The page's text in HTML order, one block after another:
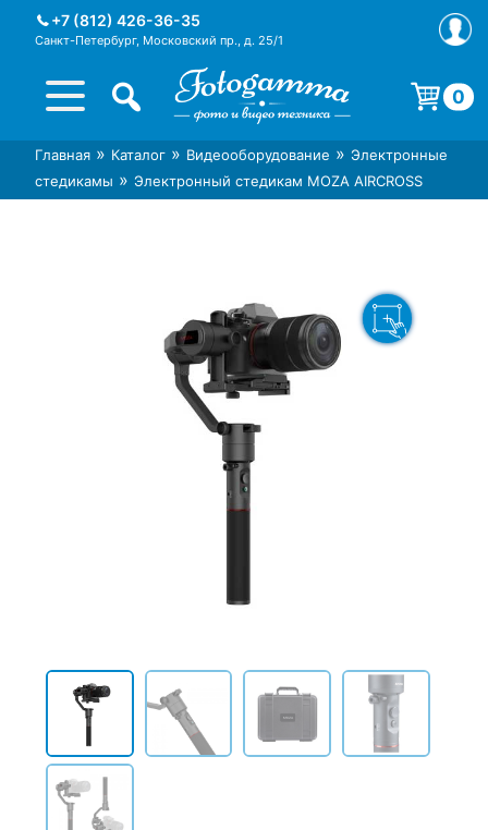
+7 (812) 426-36-35
Санкт-Петербург, Московский пр., д. 25/1
Интернет-магазин фототехники
Foto-Gamma в СПб
Магазин фотоаксессуаров foto-
gamma.ru
0
Корзина пуста.
Главная » Каталог » Видеооборудование » Электронные
стедикамы » Электронный стедикам MOZA AIRCROSS